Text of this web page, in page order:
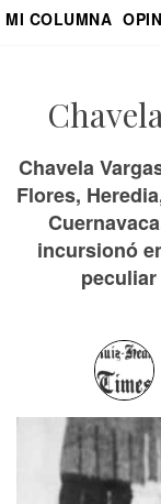
MI COLUMNA
Chavela
Flores,
incursionó